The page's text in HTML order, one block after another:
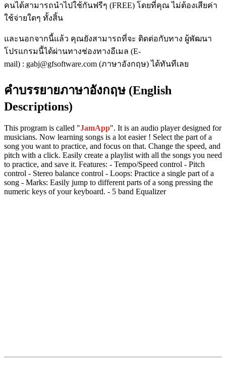
คนได้สามารถนำไปใช้กันฟรีๆ (FREE) โดยที่คุณ ไม่ต้องเสียค่า
ใช้จ่ายใดๆ ทั้งสิ้น
และนอกจากนี้แล้ว คุณยังสามารถที่จะ ติดต่อกับทาง ผู้พัฒนา
โปรแกรมนี้ได้ผ่านทางช่องทางอีเมล (E-
mail) : gabj@gfsoftware.com (ภาษาอังกฤษ) ได้ทันทีเลย
คำบรรยายภาษาอังกฤษ (English
Descriptions)
This program is called "JamApp". It is an audio player designed for
musicians. Now learning songs is a lot easier ! Select the part of a
song you want to practice, and focus on that. Change the speed, and
pitch with a click. Easily create a playlist with all the songs you need
to practice, and save it. Features: - Tempo/Speed control - Pitch
control - Stereo balance control - Loops: Practice a single part of a
song - Marks: Easily jump to different parts of a song pressing the
numeric keys of your keyboard. - 5 band Equalizer